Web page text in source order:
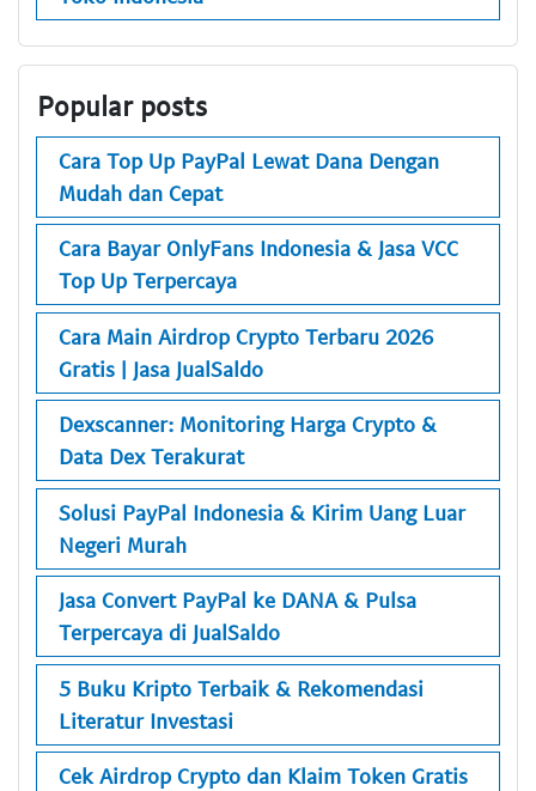
Popular posts
Cara Top Up PayPal Lewat Dana Dengan
Mudah dan Cepat
Cara Bayar OnlyFans Indonesia & Jasa VCC
Top Up Terpercaya
Cara Main Airdrop Crypto Terbaru 2026
Gratis | Jasa JualSaldo
Dexscanner: Monitoring Harga Crypto &
Data Dex Terakurat
Solusi PayPal Indonesia & Kirim Uang Luar
Negeri Murah
Jasa Convert PayPal ke DANA & Pulsa
Terpercaya di JualSaldo
5 Buku Kripto Terbaik & Rekomendasi
Literatur Investasi
Cek Airdrop Crypto dan Klaim Token Gratis